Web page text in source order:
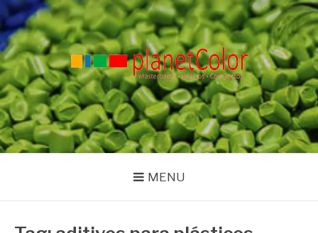
Pular
para
o
conteúdo
PLANET COLOR
Blog
MENU